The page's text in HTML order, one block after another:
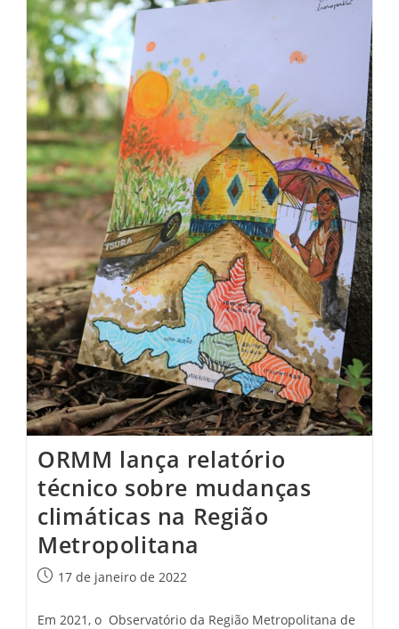
ORMM lança relatório
técnico sobre mudanças
climáticas na Região
Metropolitana
Post17 de janeiro de 2022
Em 2021, o Observatório da Região Metropolitana de